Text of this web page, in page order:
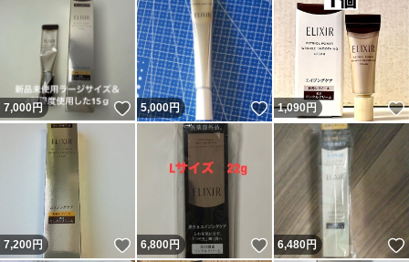
7,000円 いいね！
5,000円 いいね！
1,090 円
7,200円 いいね！
6,800円 いいね！
6,480円